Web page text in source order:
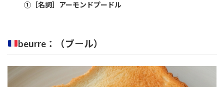
①［名詞］アーモンドプードル
beurre：（ブール）